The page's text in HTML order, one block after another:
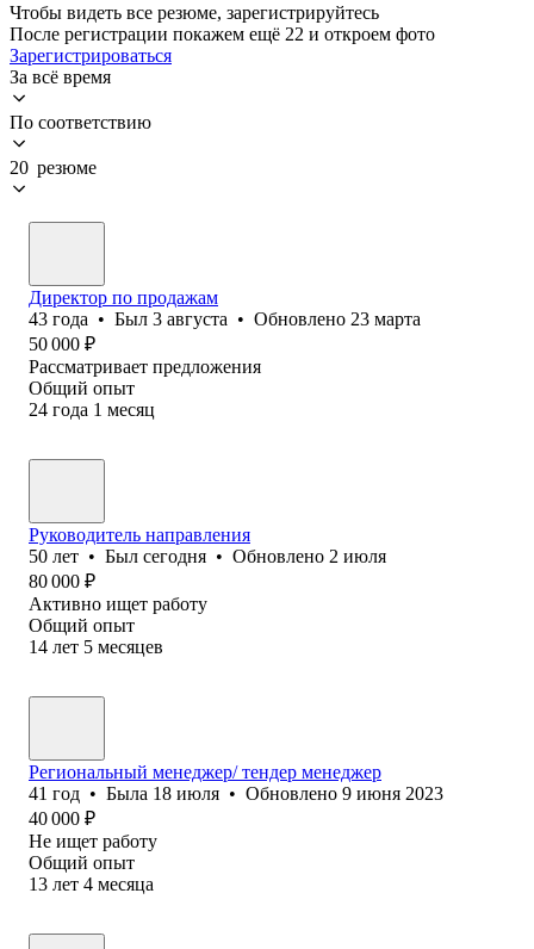
Чтобы видеть все резюме, зарегистрируйтесь
После регистрации покажем ещё 22 и откроем фото
Зарегистрироваться
За всё время
По соответствию
20 резюме
Директор по продажам
43 года • Был 3 августа • Обновлено 23 марта
50 000 ₽
Рассматривает предложения
Общий опыт
24 года 1 месяц
Руководитель направления
50 лет • Был сегодня • Обновлено 2 июля
80 000 ₽
Активно ищет работу
Общий опыт
14 лет 5 месяцев
Региональный менеджер/ тендер менеджер
41 год • Была 18 июля • Обновлено 9 июня 2023
40 000 ₽
Не ищет работу
Общий опыт
13 лет 4 месяца